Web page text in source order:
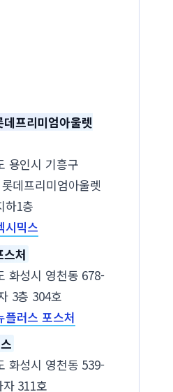
프리미엄아울렛
용인시 기흥구
데프리미엄아울렛
하1층
시믹스
처
화성시 영천동 678-
3층 304호
플러스 포스처
화성시 영천동 539-
311호